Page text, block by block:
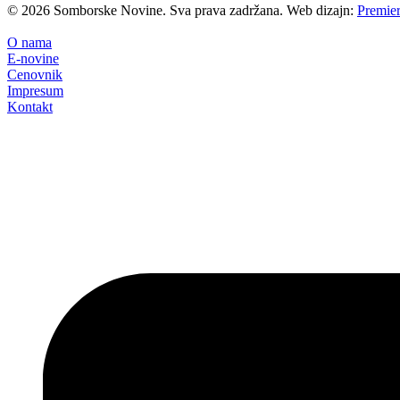
© 2026 Somborske Novine. Sva prava zadržana. Web dizajn:
O nama
E-novine
Cenovnik
Impresum
Kontakt